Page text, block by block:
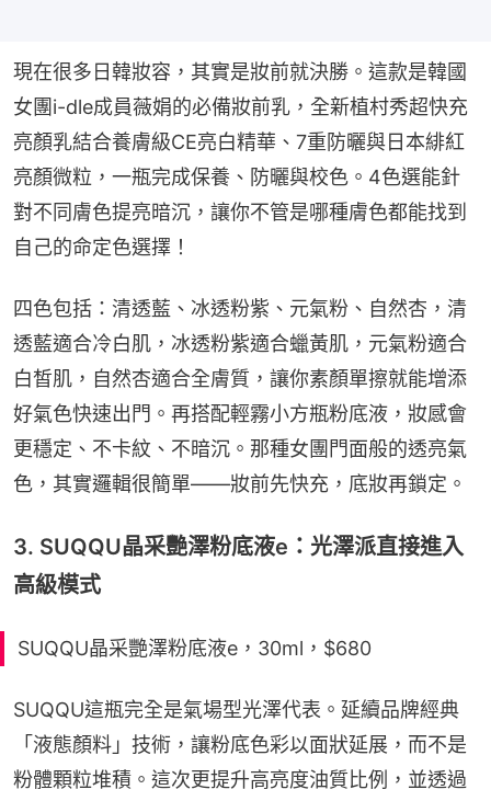
現在很多日韓妝容，其實是妝前就決勝。這款是韓國
女團i-dle成員薇娟的必備妝前乳，全新植村秀超快充
亮顏乳結合養膚級CE亮白精華、7重防曬與日本緋紅
亮顏微粒，一瓶完成保養、防曬與校色。4色選能針
對不同膚色提亮暗沉，讓你不管是哪種膚色都能找到
自己的命定色選擇！
四色包括：清透藍、冰透粉紫、元氣粉、自然杏，清
透藍適合冷白肌，冰透粉紫適合蠟黃肌，元氣粉適合
白皙肌，自然杏適合全膚質，讓你素顏單擦就能增添
好氣色快速出門。再搭配輕霧小方瓶粉底液，妝感會
更穩定、不卡紋、不暗沉。那種女團門面般的透亮氣
色，其實邏輯很簡單——妝前先快充，底妝再鎖定。
3. SUQQU晶采艷澤粉底液e：光澤派直接進入
高級模式
SUQQU晶采艷澤粉底液e，30ml，$680
SUQQU這瓶完全是氣場型光澤代表。延續品牌經典
「液態顏料」技術，讓粉底色彩以面狀延展，而不是
粉體顆粒堆積。這次更提升高亮度油質比例，並透過